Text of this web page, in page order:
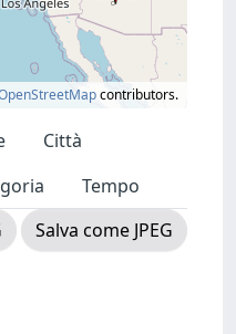
contributors.
Città
Tempo
Salva come JPEG